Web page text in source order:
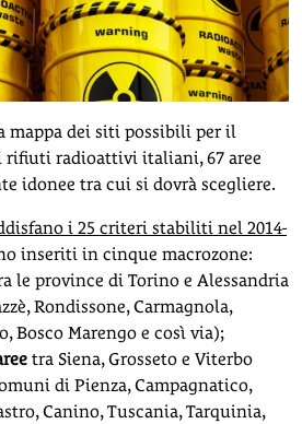
mappa dei siti possibili per il
rifiuti radioattivi italiani, 67 aree
idonee tra cui si dovrà scegliere.
i 25 criteri stabiliti nel 2014-
inseriti in cinque macrozone:
le province di Torino e Alessandria
Rondissone, Carmagnola,
Bosco Marengo e così via);
tra Siena, Grosseto e Viterbo
di Pienza, Campagnatico,
Canino, Tuscania, Tarquinia,